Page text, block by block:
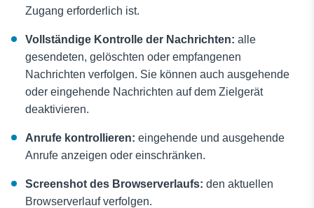
Zugang erforderlich ist.
Vollständige Kontrolle der Nachrichten: alle
gesendeten, gelöschten oder empfangenen
Nachrichten verfolgen. Sie können auch ausgehende
oder eingehende Nachrichten auf dem Zielgerät
deaktivieren.
Anrufe kontrollieren: eingehende und ausgehende
Anrufe anzeigen oder einschränken.
Screenshot des Browserverlaufs: den aktuellen
Browserverlauf verfolgen.